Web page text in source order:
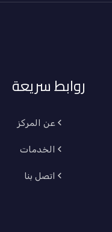
روابط سريعة
عن المركز
الخدمات
اتصل بنا